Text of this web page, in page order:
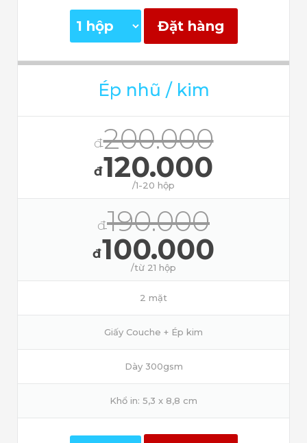
Đặt hàng
Ép nhũ / kim
đ200.000
đ120.000
/1-20 hộp
đ190.000
đ100.000
/từ 21 hộp
2 mặt
Giấy Couche + Ép kim
Dày 300gsm
Khổ in: 5,3 x 8,8 cm